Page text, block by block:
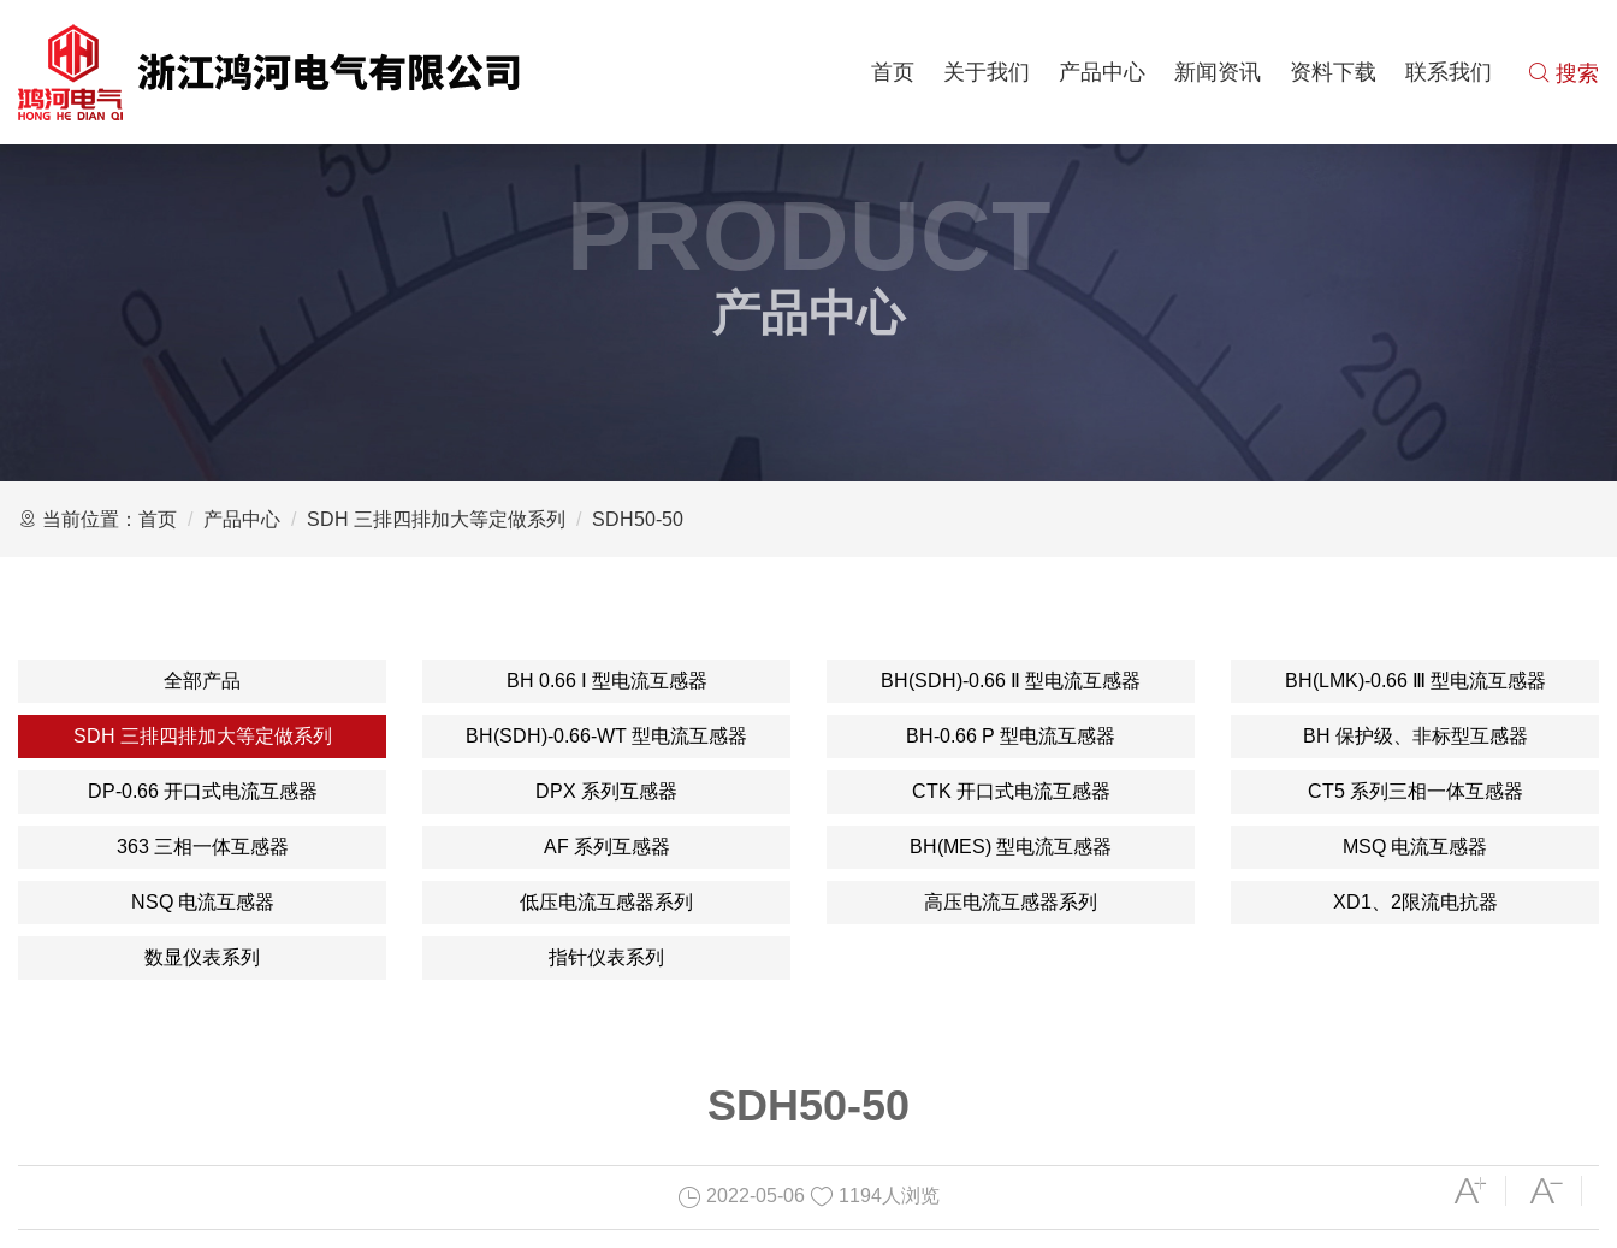
 搜索
首页 关于我们 产品中心 新闻资讯 资料下载 联系我们
产品中心
PRODUCT
当前位置： 首页 产品中心 SDH 三排四排加大等定做系列 SDH50-50
全部产品 BH 0.66 Ⅰ 型电流互感器 BH(SDH)-0.66 Ⅱ 型电流互感器 BH(LMK)-0.66 Ⅲ 型电流互感器
SDH 三排四排加大等定做系列 BH(SDH)-0.66-WT 型电流互感器 BH-0.66 P 型电流互感器 BH 保护级、非标型互感器
DP-0.66 开口式电流互感器 DPX 系列互感器 CTK 开口式电流互感器 CT5 系列三相一体互感器
363 三相一体互感器 AF 系列互感器 BH(MES) 型电流互感器 MSQ 电流互感器
NSQ 电流互感器 低压电流互感器系列 高压电流互感器系列 XD1、2限流电抗器
数显仪表系列 指针仪表系列
SDH50-50
2022-05-06 1194人浏览